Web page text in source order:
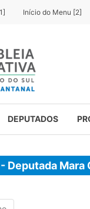
Início do Menu [2]
DEPUTADOS
Deputada Mara